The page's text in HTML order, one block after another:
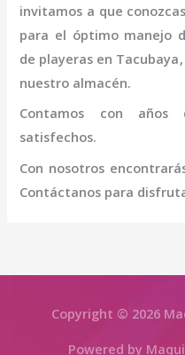
invitamos a que
para el óptimo manejo
de playeras en Tacubaya
nuestro almacén.
Contamos con años
satisfechos.
Con nosotros
Contáctanos para
Copyright © 2026
Powered by